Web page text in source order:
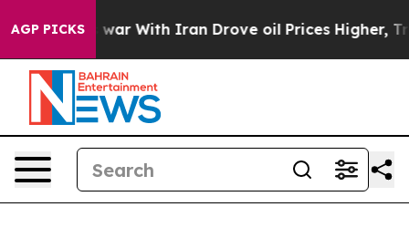
AGP PICKS
As war With Iran Drove oil Prices Higher, Trump